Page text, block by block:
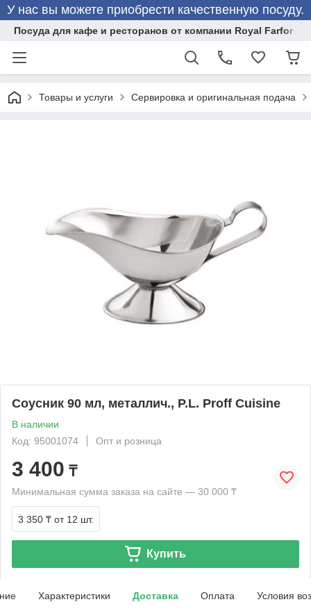
У нас вы можете приобрести качественную посуду.
Посуда для кафе и ресторанов от компании Royal Farfor
Товары и услуги Сервировка и оригинальная подача
Соусник 90 мл, металлич., P.L. Proff Cuisine
В наличии
Код: 95001074
Опт и розница
3 400 ₸
Минимальная сумма заказа на сайте — 30 000 ₸
3 350 ₸ от 12 шт.
Купить
Характеристики Доставка Оплата Условия